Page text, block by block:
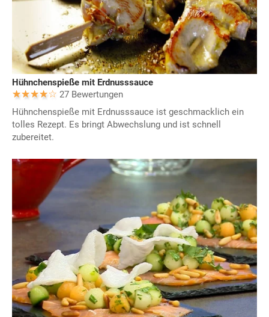
Hühnchenspieße mit Erdnusssauce
27 Bewertungen
Hühnchenspieße mit Erdnusssauce ist geschmacklich ein
tolles Rezept. Es bringt Abwechslung und ist schnell
zubereitet.